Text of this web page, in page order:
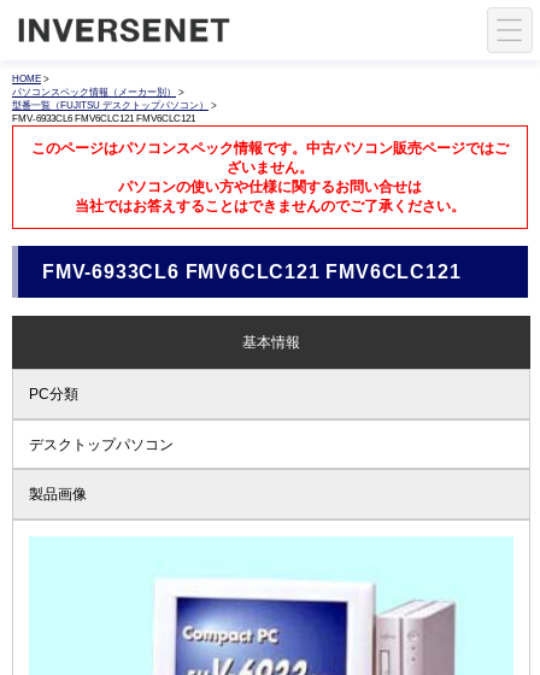
HOME >
パソコンスペック情報（メーカー別）
>
型番一覧（FUJITSU デスクトップパソコン）
>
FMV-6933CL6 FMV6CLC121 FMV6CLC121
このページはパソコンスペック情報です。中古パソコン販売ページではご
ざいません。
パソコンの使い方や仕様に関するお問い合せは
当社ではお答えすることはできませんのでご了承ください。
FMV-6933CL6 FMV6CLC121 FMV6CLC121
基本情報
PC分類
デスクトップパソコン
製品画像